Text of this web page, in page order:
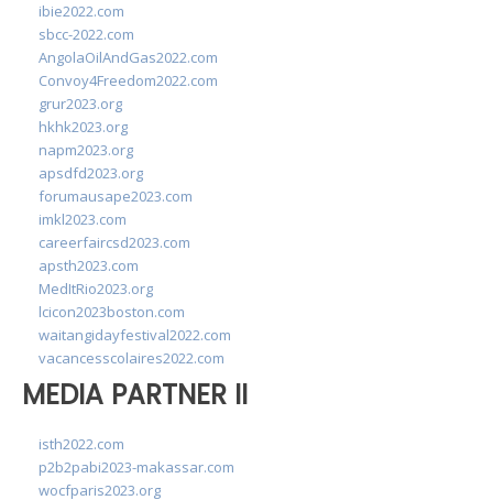
ibie2022.com
sbcc-2022.com
AngolaOilAndGas2022.com
Convoy4Freedom2022.com
grur2023.org
hkhk2023.org
napm2023.org
apsdfd2023.org
forumausape2023.com
imkl2023.com
careerfaircsd2023.com
apsth2023.com
MedItRio2023.org
lcicon2023boston.com
waitangidayfestival2022.com
vacancesscolaires2022.com
MEDIA PARTNER II
isth2022.com
p2b2pabi2023-makassar.com
wocfparis2023.org